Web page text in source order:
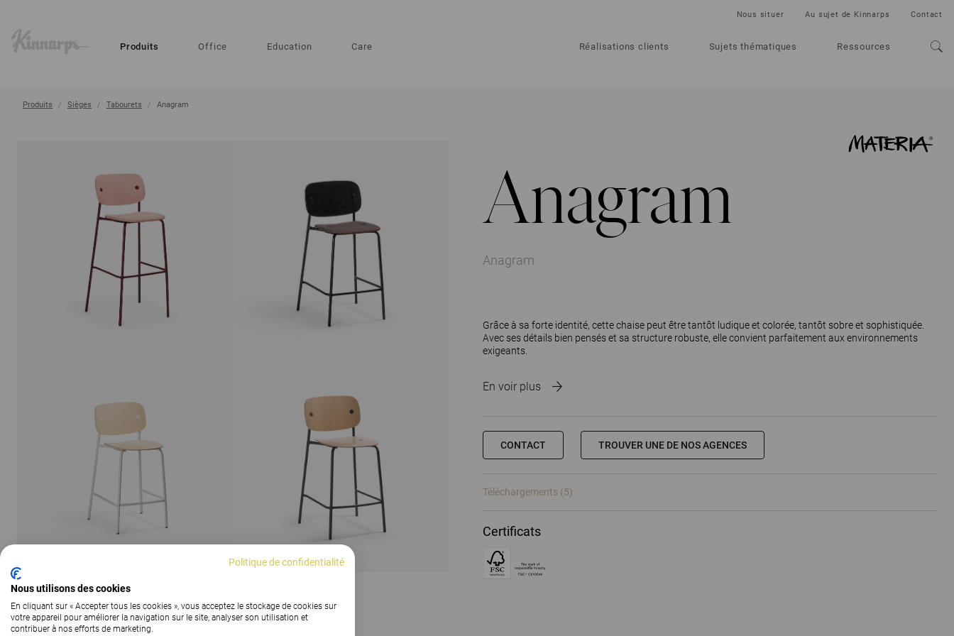
Produits Office Education Care Réalisations clients Sujets thématiques Ressources
Nous situer Au sujet de Kinnarps Contact
Produits Sièges Tabourets Anagram
Anagram
Anagram
Grâce à sa forte identité, cette chaise peut être tantôt ludique et colorée, tantôt sobre et sophistiquée.
Avec ses détails bien pensés et sa structure robuste, elle convient parfaitement aux environnements
exigeants.
En voir plus
CONTACT TROUVER UNE DE NOS AGENCES
Téléchargements (5)
Certificats
AFFICHER TOUTES LES IMAGES
Politique de confidentialité
Nous utilisons des cookies
En cliquant sur « Accepter tous les cookies », vous acceptez le stockage de cookies sur
votre appareil pour améliorer la navigation sur le site, analyser son utilisation et
contribuer à nos efforts de marketing.